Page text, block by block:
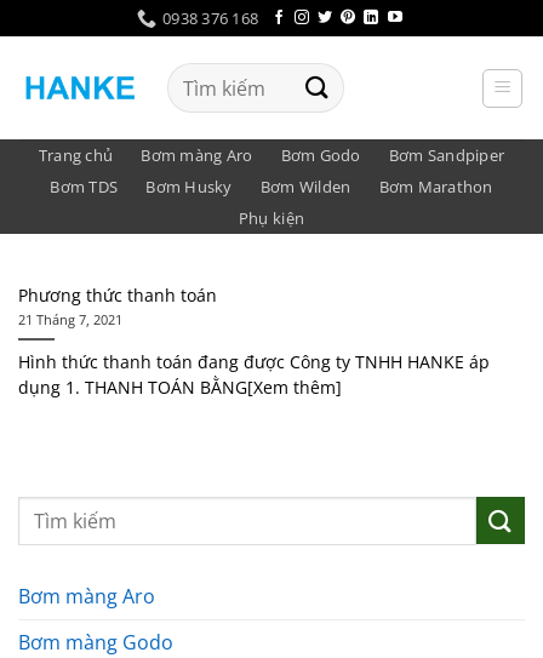
qua
nội
dung
0938 376 168
Tìm
kiếm:
Trang chủ Bơm màng Aro Bơm Godo
Bơm Sandpiper
Bơm TDS
Bơm Husky Bơm Wilden
Bơm Marathon
Phụ kiện
Phương thức thanh toán
21 Tháng 7, 2021
Hình thức thanh toán đang được Công ty TNHH HANKE áp
dụng 1. THANH TOÁN BẰNG[Xem thêm]
Tìm
Bơm màng Aro
Bơm màng Godo